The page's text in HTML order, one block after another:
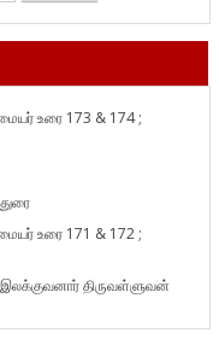
உரை 173 & 174 ;
உரை 171 & 172 ;
இலக்குவனார் திருவள்ளுவன்